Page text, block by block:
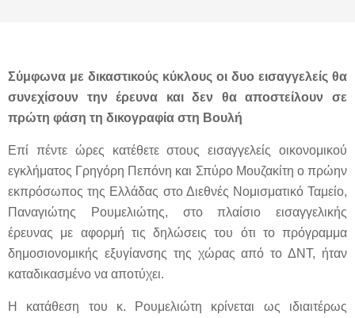
Σύμφωνα με δικαστικούς κύκλους οι δυο εισαγγελείς θα
συνεχίσουν την έρευνα και δεν θα αποστείλουν σε
πρώτη φάση τη δικογραφία στη Βουλή
Επί πέντε ώρες κατέθετε στους εισαγγελείς οικονομικού
εγκλήματος Γρηγόρη Πεπόνη και Σπύρο Μουζακίτη ο πρώην
εκπρόσωπος της Ελλάδας στο Διεθνές Νομισματικό Ταμείο,
Παναγιώτης Ρουμελιώτης, στο πλαίσιο εισαγγελικής
έρευνας με αφορμή τις δηλώσεις του ότι το πρόγραμμα
δημοσιονομικής εξυγίανσης της χώρας από το ΔΝΤ, ήταν
καταδικασμένο να αποτύχει.
Η κατάθεση του κ. Ρουμελιώτη κρίνεται ως ιδιαιτέρως